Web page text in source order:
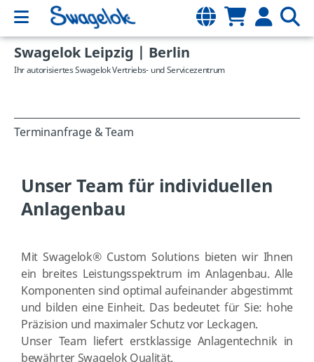
Swagelok Leipzig | Berlin
Ihr autorisiertes Swagelok Vertriebs- und Servicezentrum
Terminanfrage & Team
Unser Team für individuellen
Anlagenbau
Mit Swagelok® Custom Solutions bieten wir Ihnen
ein breites Leistungsspektrum im Anlagenbau. Alle
Komponenten sind optimal aufeinander abgestimmt
und bilden eine Einheit. Das bedeutet für Sie: hohe
Präzision und maximaler Schutz vor Leckagen.
Unser Team liefert erstklassige Anlagentechnik in
bewährter Swagelok Qualität.